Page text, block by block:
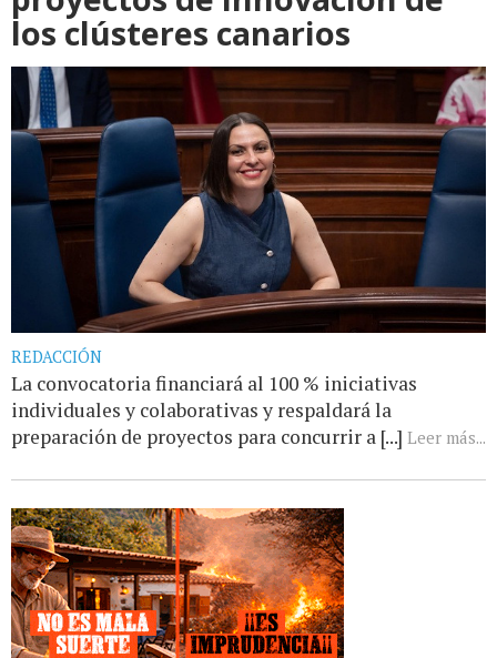
los clústeres canarios
REDACCIÓN
La convocatoria financiará al 100 % iniciativas
individuales y colaborativas y respaldará la
preparación de proyectos para concurrir a [...] Leer más...